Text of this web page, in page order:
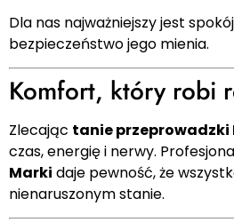
Dla nas najważniejszy jest
bezpieczeństwo jego mienia.
Komfort, który robi
Zlecając tanie przeprowadzki
czas, energię i nerwy.
Marki daje pewność, że
nienaruszonym stanie.